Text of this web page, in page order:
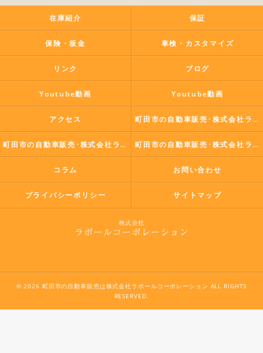
在庫紹介 保証
保険・板金 車検・カスタマイズ
リンク ブログ
Youtube動画 Youtube動画
アクセス 町田市の自動車販売･株式会社ラポールコーポレーションの口コミ情報
町田市の自動車販売･株式会社ラポールコーポレーションの評判 町田市の自動車販売･株式会社ラポールコーポレーションのお客様の声
コラム お問い合わせ
プライバシーポリシー サイトマップ
© 2026 町田市の自動車販売は株式会社ラポールコーポレーション ALL RIGHTS
RESERVED.